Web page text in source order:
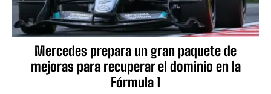
Mercedes prepara un gran paquete de
mejoras para recuperar el dominio en la
Fórmula 1